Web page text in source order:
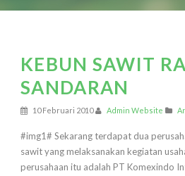
KEBUN SAWIT
SANDARAN
10 Februari 2010 Admin Website
#img1# Sekarang terdapat dua
sawit yang melaksanakan kegiatan
perusahaan itu adalah PT Komexindo